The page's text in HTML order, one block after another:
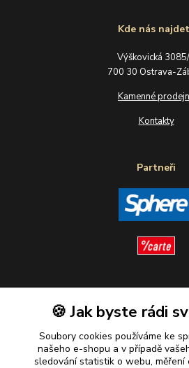
Kde nás
Výškovická
700 30 Ostrava-
Kamenné
Kontakty
Partneři
🍪 Jak byste rádi
Soubory cookies používáme ke
našeho e-shopu a v případě
sledování statistik o webu,